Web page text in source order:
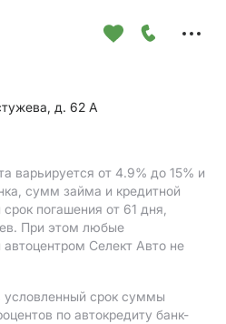
д. 62 А
варьируется от 4.9% до 15% и
сумм займа и кредитной
погашения от 61 дня,
При этом любые
Селект Авто не
условленный срок суммы
по автокредиту банк-